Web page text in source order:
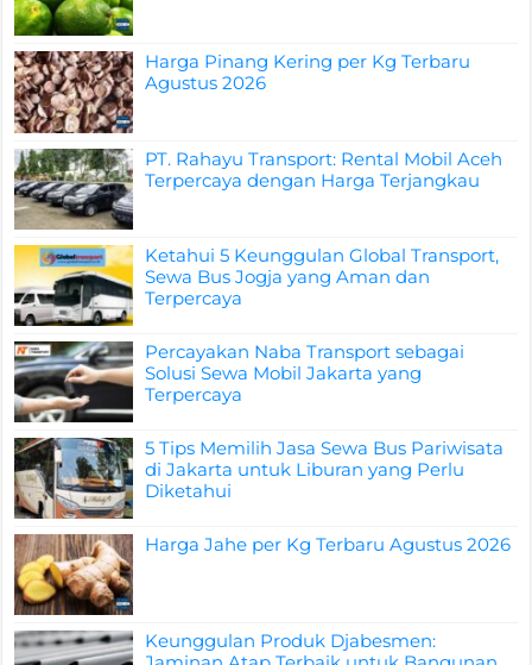
Harga Pinang Kering per Kg Terbaru
Agustus 2026
PT. Rahayu Transport: Rental Mobil Aceh
Terpercaya dengan Harga Terjangkau
Ketahui 5 Keunggulan Global Transport,
Sewa Bus Jogja yang Aman dan
Terpercaya
Percayakan Naba Transport sebagai
Solusi Sewa Mobil Jakarta yang
Terpercaya
5 Tips Memilih Jasa Sewa Bus Pariwisata
di Jakarta untuk Liburan yang Perlu
Diketahui
Harga Jahe per Kg Terbaru Agustus 2026
Keunggulan Produk Djabesmen: